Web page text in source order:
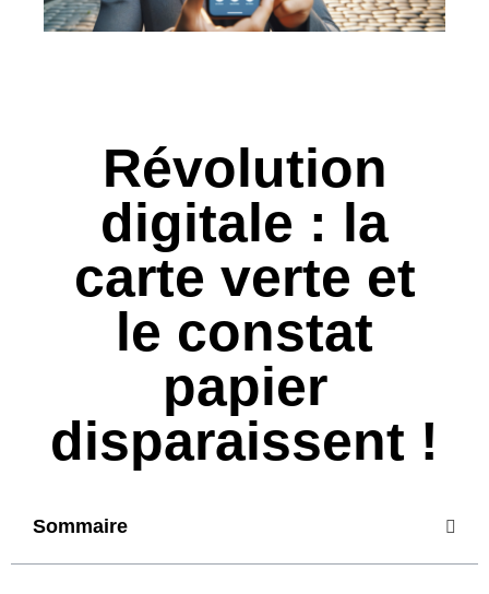
Révolution
digitale : la
carte verte et
le constat
papier
disparaissent !
Sommaire